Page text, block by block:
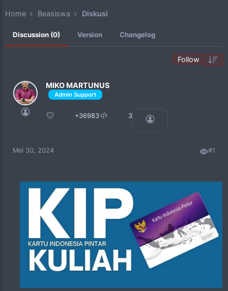
bergabung dengan assalam sumbar min. "
NaN tahun lalu
Home Beasiswa Diskusi
Discussion (0) Version Changelog
Follow
MIKO MARTUNUS
+36983 3
Mei 30, 2024 #1